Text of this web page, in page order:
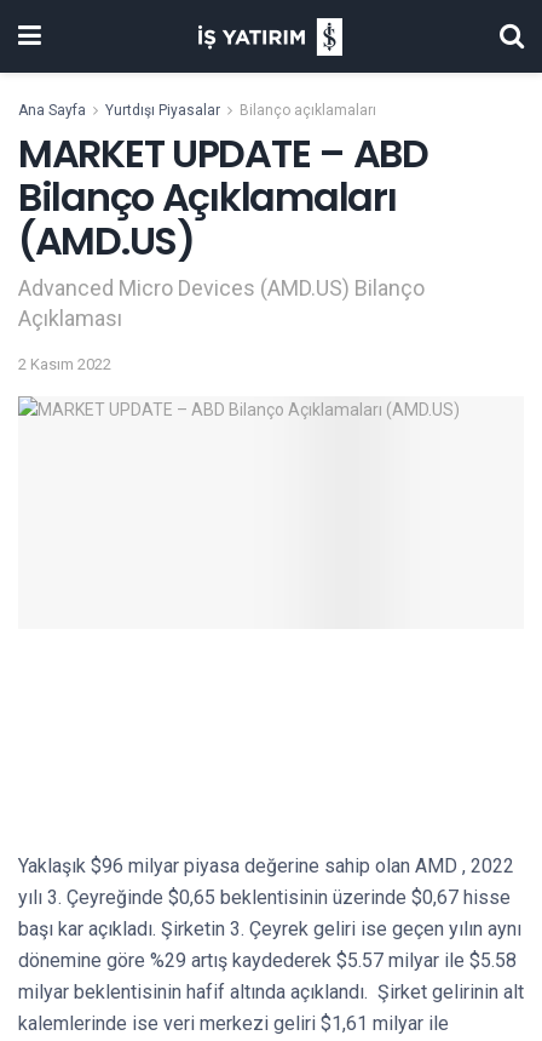
Ana Sayfa Yurtdışı Piyasalar Bilanço açıklamaları
MARKET UPDATE – ABD
Bilanço Açıklamaları
(AMD.US)
Advanced Micro Devices (AMD.US) Bilanço
Açıklaması
2 Kasım 2022
Yaklaşık $96 milyar piyasa değerine sahip olan AMD , 2022
yılı 3. Çeyreğinde $0,65 beklentisinin üzerinde $0,67 hisse
başı kar açıkladı. Şirketin 3. Çeyrek geliri ise geçen yılın aynı
dönemine göre %29 artış kaydederek $5.57 milyar ile $5.58
milyar beklentisinin hafif altında açıklandı. Şirket gelirinin alt
kalemlerinde ise veri merkezi geliri $1,61 milyar ile